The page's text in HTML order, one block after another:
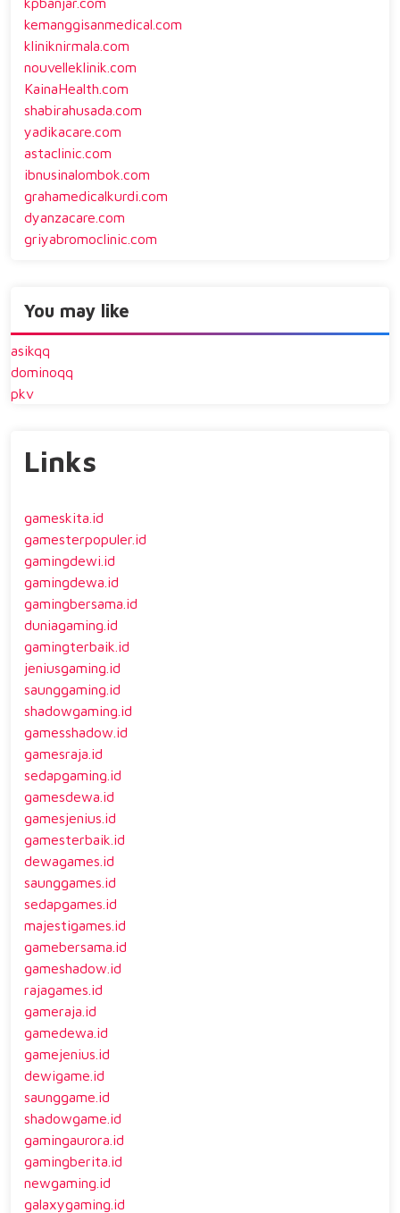
kemanggisanmedical.com
kliniknirmala.com
nouvelleklinik.com
KainaHealth.com
shabirahusada.com
yadikacare.com
astaclinic.com
ibnusinalombok.com
grahamedicalkurdi.com
dyanzacare.com
griyabromoclinic.com
You may like
asikqq
dominoqq
pkv
Links
gameskita.id
gamesterpopuler.id
gamingdewi.id
gamingdewa.id
gamingbersama.id
duniagaming.id
gamingterbaik.id
jeniusgaming.id
saunggaming.id
shadowgaming.id
gamesshadow.id
gamesraja.id
sedapgaming.id
gamesdewa.id
gamesjenius.id
gamesterbaik.id
dewagames.id
saunggames.id
sedapgames.id
majestigames.id
gamebersama.id
gameshadow.id
rajagames.id
gameraja.id
gamedewa.id
gamejenius.id
dewigame.id
saunggame.id
shadowgame.id
gamingaurora.id
gamingberita.id
newgaming.id
galaxygaming.id